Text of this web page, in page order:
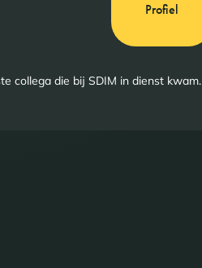
Profiel
collega die bij SDIM in dienst kwam.